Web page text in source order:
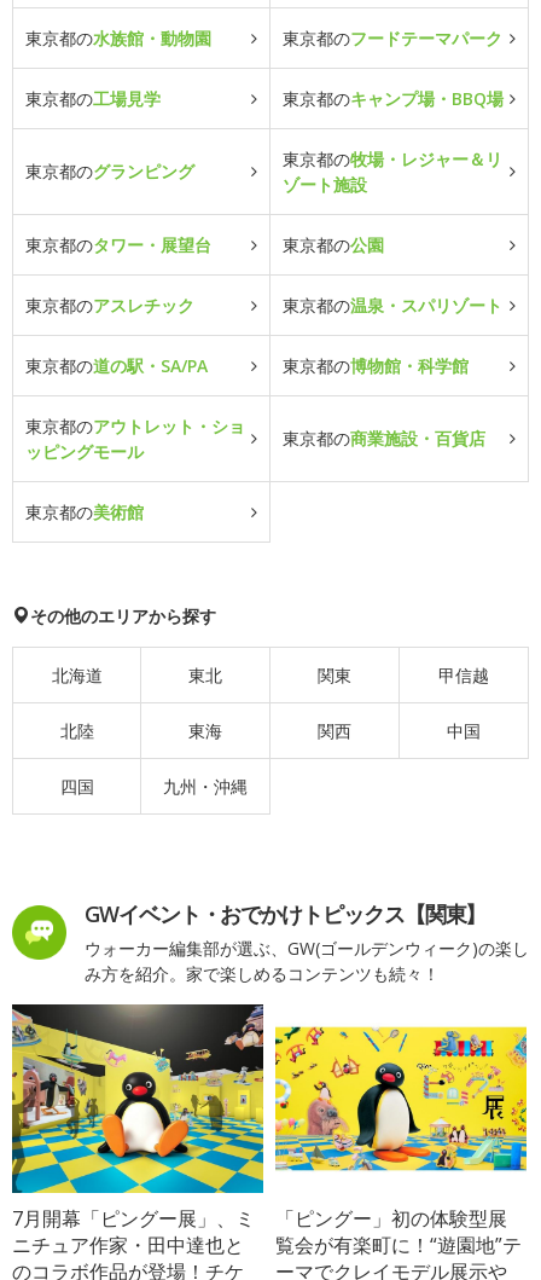
東京都の水族館・動物園 東京都のフードテーマパーク
東京都の工場見学 東京都のキャンプ場・BBQ場
東京都のグランピング
東京都の牧場・レジャー＆リ
ゾート施設
東京都のタワー・展望台 東京都の公園
東京都のアスレチック 東京都の温泉・スパリゾート
東京都の道の駅・SA/PA 東京都の博物館・科学館
東京都のアウトレット・ショ
ッピングモール
東京都の商業施設・百貨店
東京都の美術館
その他のエリアから探す
北海道 東北 関東 甲信越
北陸 東海 関西 中国
四国 九州・沖縄
GWイベント・おでかけトピックス【関東】
ウォーカー編集部が選ぶ、GW(ゴールデンウィーク)の楽し
み方を紹介。家で楽しめるコンテンツも続々！
7月開幕「ピングー展」、ミ
ニチュア作家・田中達也と
のコラボ作品が登場！チケ
「ピングー」初の体験型展
覧会が有楽町に！“遊園地”テ
ーマでクレイモデル展示や